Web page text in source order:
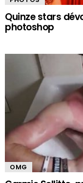
Quinze stars
photoshop
OMG